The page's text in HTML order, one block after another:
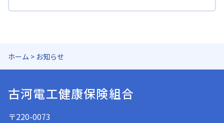
ホーム > お知らせ
古河電工健康保険組合
〒220-0073